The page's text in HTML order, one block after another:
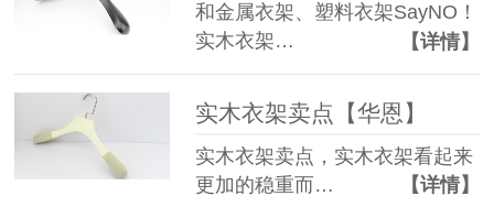
和金属衣架、塑料衣架SayNO！
实木衣架…
【详情】
实木衣架卖点【华恩】
实木衣架卖点，实木衣架看起来
更加的稳重而…
【详情】